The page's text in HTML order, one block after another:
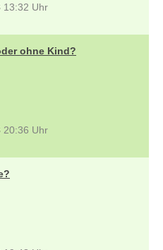
13:32 Uhr
ohne Kind?
20:36 Uhr